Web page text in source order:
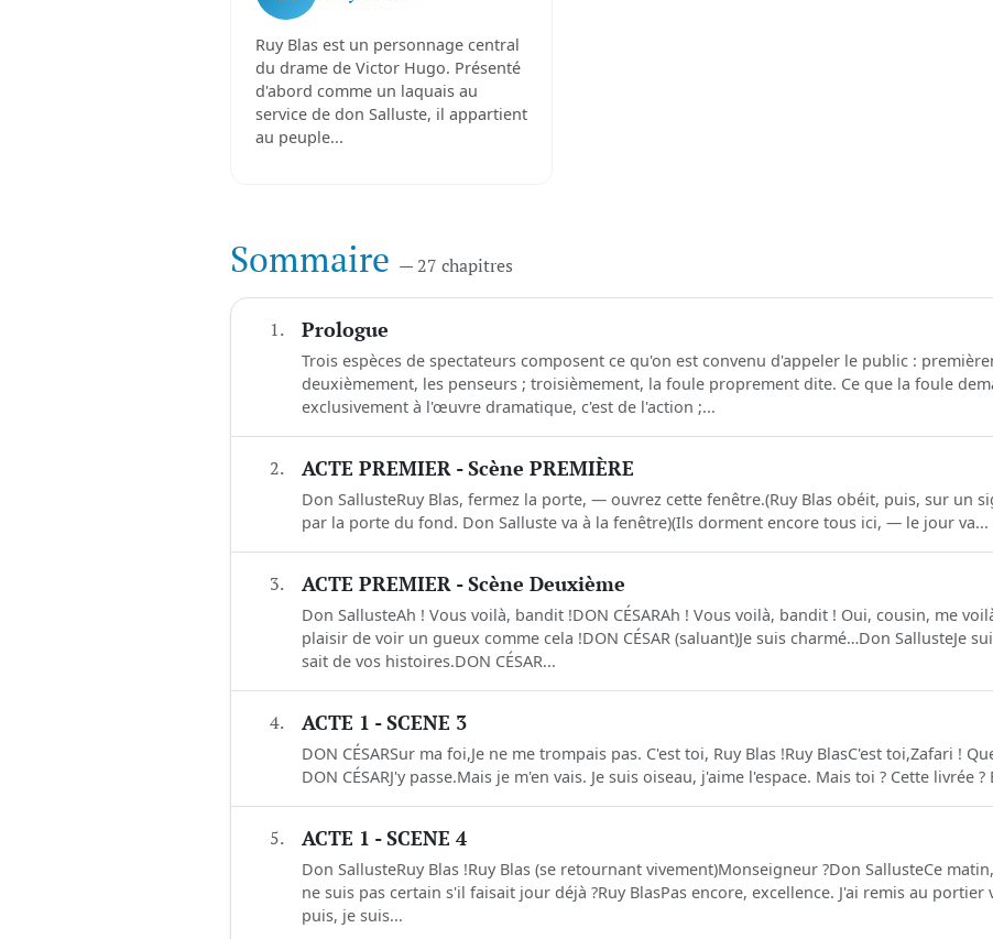
Ruy Blas est un personnage central
du drame de Victor Hugo. Présenté
d'abord comme un laquais au
service de don Salluste, il appartient
au peuple...
Sommaire — 27 chapitres
1. Prologue
Trois espèces de spectateurs composent ce qu'on est convenu d'appeler le public :
deuxièmement, les penseurs ; troisièmement, la foule proprement dite. Ce que la foule
exclusivement à l'œuvre dramatique, c'est de l'action ;...
2. ACTE PREMIER - Scène PREMIÈRE
Don SallusteRuy Blas, fermez la porte, — ouvrez cette fenêtre.(Ruy Blas obéit, puis, sur un
par la porte du fond. Don Salluste va à la fenêtre)(Ils dorment encore tous ici, — le jour va...
3. ACTE PREMIER - Scène Deuxième
Don SallusteAh ! Vous voilà, bandit !DON CÉSARAh ! Vous voilà, bandit ! Oui, cousin, me
plaisir de voir un gueux comme cela !DON CÉSAR (saluant)Je suis charmé…Don SallusteJe
sait de vos histoires.DON CÉSAR...
4. ACTE 1 - SCENE 3
DON CÉSARSur ma foi,Je ne me trompais pas. C'est toi, Ruy Blas !Ruy BlasC'est toi,Zafari !
DON CÉSARJ'y passe.Mais je m'en vais. Je suis oiseau, j'aime l'espace. Mais toi ? Cette livrée ?
5. ACTE 1 - SCENE 4
Don SallusteRuy Blas !Ruy Blas (se retournant vivement)Monseigneur ?Don SallusteCe
ne suis pas certain s'il faisait jour déjà ?Ruy BlasPas encore, excellence. J'ai remis au portier
puis, je suis...